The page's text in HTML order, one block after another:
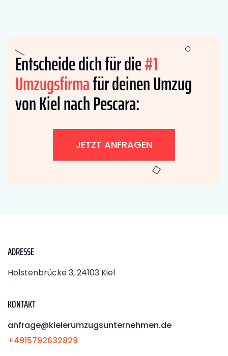
Entscheide dich für die#1
Umzugsfirmafür deinen Umzug
von Kiel nach Pescara:
JETZT ANFRAGEN
ADRESSE
Holstenbrücke 3, 24103 Kiel
KONTAKT
anfrage@kielerumzugsunternehmen.de
+4915792632829